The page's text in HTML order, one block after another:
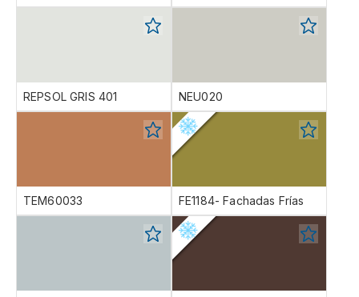
REPSOL GRIS 401 NEU020
TEM60033 FE1184- Fachadas Frías